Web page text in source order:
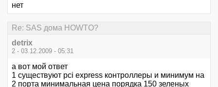
нет
Re: SAS дома HOWTO?
detrix
2 - 03.12.2009 - 05:31
а вот мой ответ
1 существуют pci express контроллеры и минимум на
2 порта минимальная цена порядка 150 зеленых